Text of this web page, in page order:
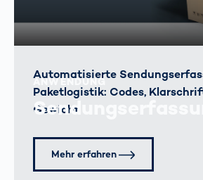
ANWENDUNG
Automatisierte
Paketlogistik: Codes,
Gewicht
Mehr erfahren